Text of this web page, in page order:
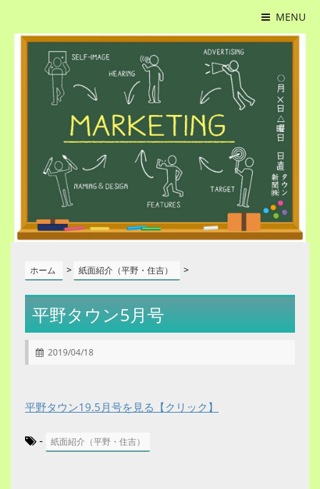
MENU
ホーム > 紙面紹介（平野・住吉） >
平野タウン5月号
2019/04/18
平野タウン19.5月号を見る【クリック】
- 紙面紹介（平野・住吉）